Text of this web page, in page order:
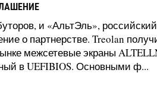
и «АльтЭль»,
о партнерстве. Treolan
межсетевые экраны
в UEFIBIOS. Основными ф...